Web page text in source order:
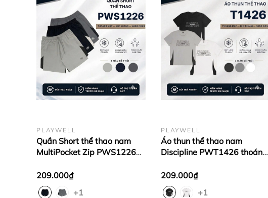
PLAYWELL
Quần Short thể thao nam
MultiPocket Zip PWS1226
động, gym, chạy bộ
209.000₫
+1
PLAYWELL
Áo thun thể thao nam
Discipline PWT1426 thoáng
thời trang
209.000₫
+1